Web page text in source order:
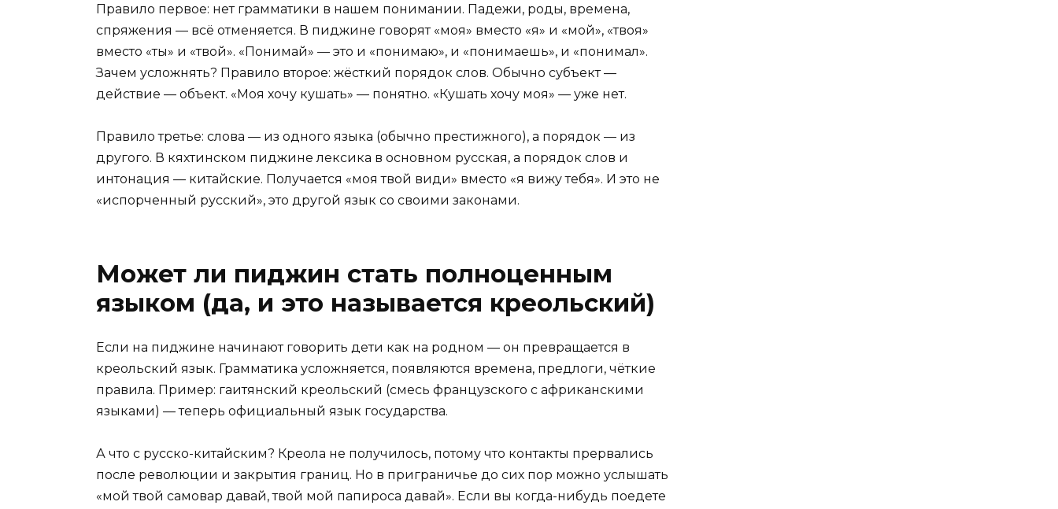
Правило первое: нет грамматики в нашем понимании. Падежи, роды, времена,
спряжения — всё отменяется. В пиджине говорят «моя» вместо «я» и «мой», «твоя»
вместо «ты» и «твой». «Понимай» — это и «понимаю», и «понимаешь», и «понимал».
Зачем усложнять? Правило второе: жёсткий порядок слов. Обычно субъект —
действие — объект. «Моя хочу кушать» — понятно. «Кушать хочу моя» — уже нет.
Правило третье: слова — из одного языка (обычно престижного), а порядок — из
другого. В кяхтинском пиджине лексика в основном русская, а порядок слов и
интонация — китайские. Получается «моя твой види» вместо «я вижу тебя». И это не
«испорченный русский», это другой язык со своими законами.
Может ли пиджин стать полноценным
языком (да, и это называется креольский)
Если на пиджине начинают говорить дети как на родном — он превращается в
креольский язык. Грамматика усложняется, появляются времена, предлоги, чёткие
правила. Пример: гаитянский креольский (смесь французского с африканскими
языками) — теперь официальный язык государства.
А что с русско-китайским? Креола не получилось, потому что контакты прервались
после революции и закрытия границ. Но в приграничье до сих пор можно услышать
«мой твой самовар давай, твой мой папироса давай». Если вы когда-нибудь поедете